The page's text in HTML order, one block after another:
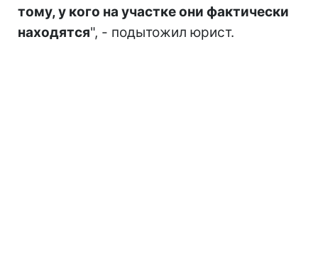
тому, у кого на участке они фактически
находятся", - подытожил юрист.